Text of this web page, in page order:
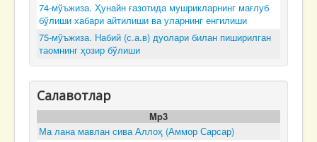
74-мўъжиза. Ҳунайн ғазотида мушрикларнинг мағлуб
бўлиши хабари айтилиши ва уларнинг енгилиши
75-мўъжиза. Набий (с.а.в) дуолари билан пиширилган
таомнинг ҳозир бўлиши
Салавотлар
Mp3
Ма лана мавлан сива Аллоҳ (Аммор Сарсар)